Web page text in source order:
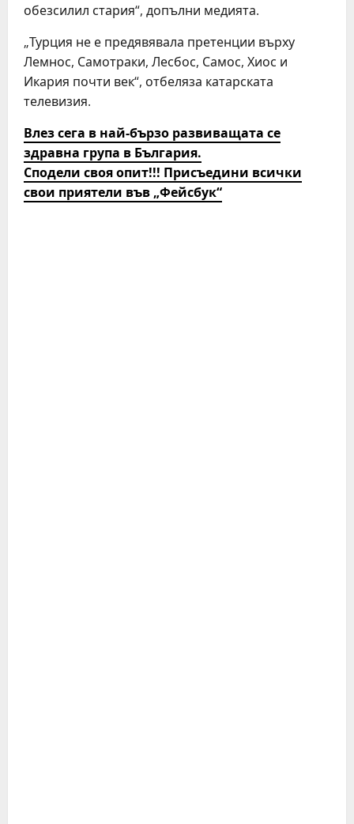
обезсилил стария“, допълни медията.
„Турция не е предявявала претенции върху
Лемнос, Самотраки, Лесбос, Самос, Хиос и
Икария почти век“, отбеляза катарската
телевизия.
Влез сега в най-бързо развиващата се
здравна група в България.
Сподели своя опит!!! Присъедини всички
свои приятели във „Фейсбук“